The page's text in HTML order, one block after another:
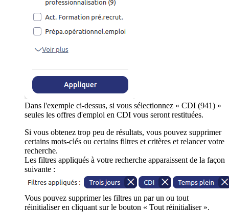
Dans l'exemple ci-dessus, si vous sélectionnez « CDI (941) »
seules les offres d'emploi en CDI vous seront restituées.
Si vous obtenez trop peu de résultats, vous pouvez supprimer
certains mots-clés ou certains filtres et critères et relancer votre
recherche.
Les filtres appliqués à votre recherche apparaissent de la façon
suivante :
Vous pouvez supprimer les filtres un par un ou tout
réinitialiser en cliquant sur le bouton « Tout réinitialiser ».